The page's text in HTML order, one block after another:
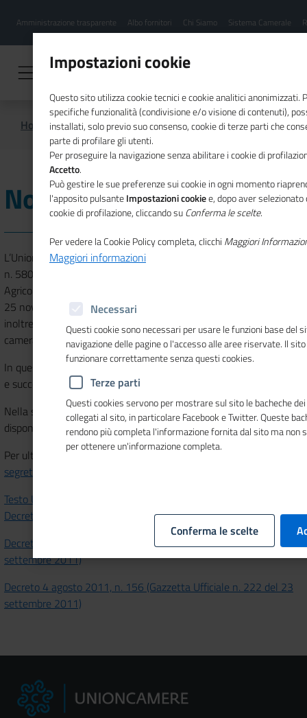
contenuto
Menu
hamburgher
Amministrazione trasparente Albo fornitori Chi Siamo Sistema Camerale
Home Chi Siamo Normativa
Normativa
L’Unioncamere è un ente pubblico previsto dall’art. 7 della legge
n. 580 del 1993 di riordino delle Camere di Commercio, Industria,
Agricoltura e Artigianato, come modificato dal Decreto Legislativo
25 novembre 2016 , n. 219 e ss. mm. ii. La stessa legge disciplina,
inoltre, l'ordinamento delle Camere di commercio e del Sistema
camerale italiano.
In questa pagina sono disponibili il testo unico della legge 580/93
e successive modificazioni.
Nella sezione “Atti generali” di Amministrazione trasparente sono
disponibili le norme di interesse per il sistema camerale.
Per ulteriori informazioni è possibile scrivere a
segreteria.legislativo@unioncamere.it
Testo Unico della L29 dicembre 1993 n. 580 come modificato dal
Decreto Legislativo 25 novembre 2016 , n. 219 e ss. mm. ii.
Decreto 4 agosto 2011, n. 155 (Gazzetta Ufficiale n. 222 del 23
settembre 2011)
Decreto 4 agosto 2011, n. 156 (Gazzetta Ufficiale n. 222 del 23
settembre 2011)
Impostazioni cookie
Questo sito utilizza cookie tecnici e cookie analitici anonimizzati.
specifiche funzionalità (condivisione e/o visione di contenuti),
installati, solo previo suo consenso, cookie di terze parti che
parte di profilare gli utenti.
Per proseguire la navigazione senza abilitare i cookie di
Accetto.
Può gestire le sue preferenze sui cookie in ogni momento
l'apposito pulsanteImpostazioni cookiee, dopo aver
cookie di profilazione, cliccando suConferma le scelte.
Per vedere la Cookie Policy completa, clicchi Maggiori
Maggiori informazioni
Necessari
Questi cookie sono necessari per usare le funzioni base del
navigazione delle pagine o l'accesso alle aree riservate. Il
funzionare correttamente senza questi cookies.
Terze parti
Questi cookies servono per mostrare sul sito le bacheche
collegati al sito, in particolare Facebook e Twitter. Queste
rendono più completa l'informazione fornita dal sito ma non
per ottenere un'informazione completa.
Conferma le scelte